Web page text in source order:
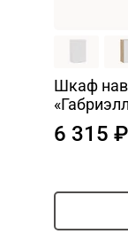
Шкаф
6 315